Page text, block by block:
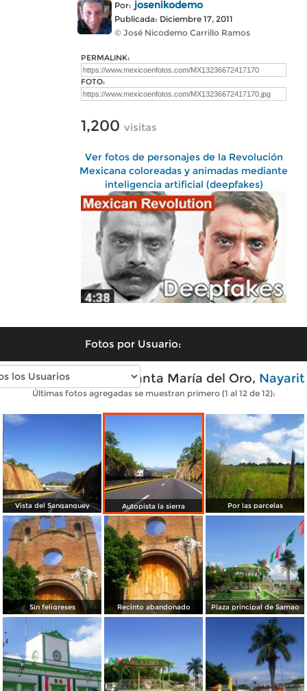
Por: josenikodemo
Publicada: Diciembre 17, 2011
© José Nicodemo Carrillo Ramos
PERMALINK:
FOTO:
1,200 visitas
Ver fotos de personajes de la Revolución
Mexicana coloreadas y animadas mediante
inteligencia artificial (deepfakes)
Fotos por Usuario:
Fotos modernas de Santa María del Oro, Nayarit
Últimas fotos agregadas se muestran primero (1 al 12 de 12):
Vista del Sanganguey Autopista la sierra Por las parcelas
Sin feligreses Recinto abandonado Plaza principal de Samao